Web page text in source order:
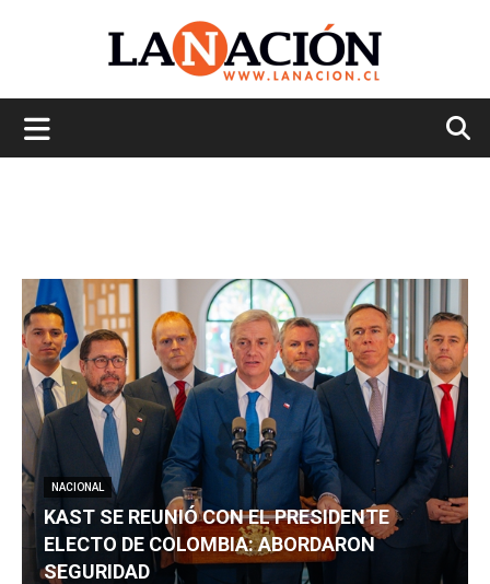
NACIONAL
KAST SE REUNIÓ CON EL PRESIDENTE
ELECTO DE COLOMBIA: ABORDARON
SEGURIDAD